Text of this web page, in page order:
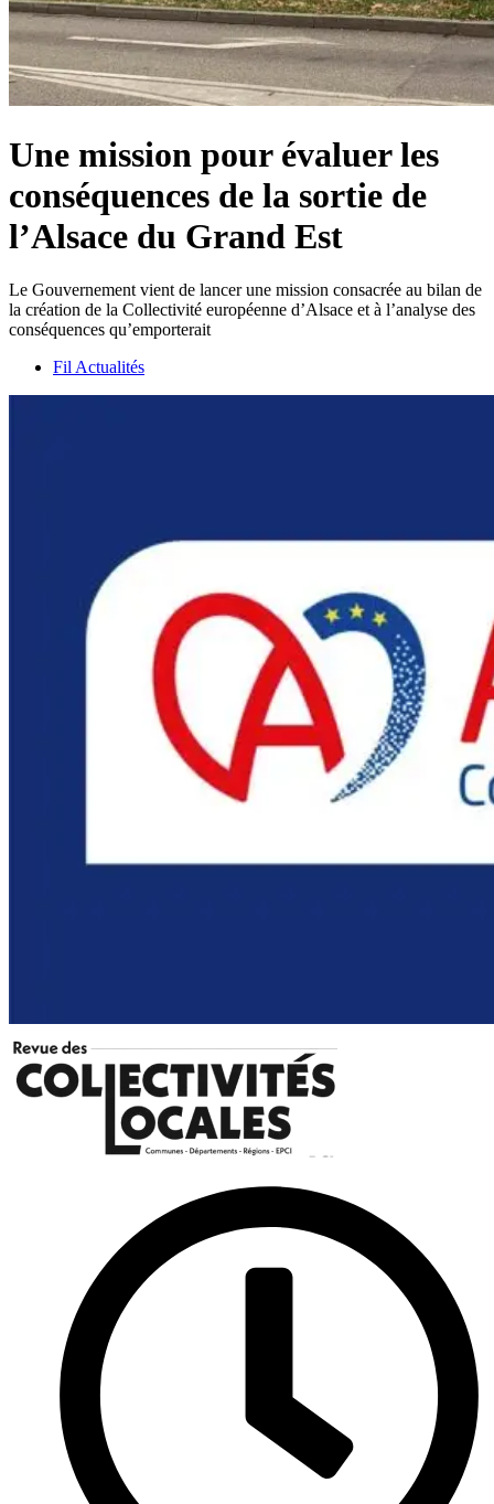
Une mission pour évaluer les
conséquences de la sortie de
l’Alsace du Grand Est
Le Gouvernement vient de lancer une mission consacrée au bilan de
la création de la Collectivité européenne d’Alsace et à l’analyse des
conséquences qu’emporterait
Fil Actualités